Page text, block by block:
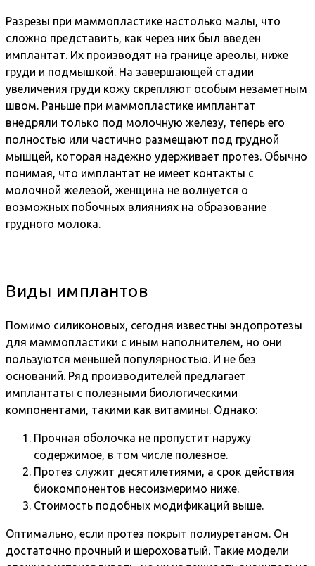
Разрезы при маммопластике настолько малы, что
сложно представить, как через них был введен
имплантат. Их производят на границе ареолы, ниже
груди и подмышкой. На завершающей стадии
увеличения груди кожу скрепляют особым незаметным
швом. Раньше при маммопластике имплантат
внедряли только под молочную железу, теперь его
полностью или частично размещают под грудной
мышцей, которая надежно удерживает протез. Обычно
понимая, что имплантат не имеет контакты с
молочной железой, женщина не волнуется о
возможных побочных влияниях на образование
грудного молока.
Виды имплантов
Помимо силиконовых, сегодня известны эндопротезы
для маммопластики с иным наполнителем, но они
пользуются меньшей популярностью. И не без
оснований. Ряд производителей предлагает
имплантаты с полезными биологическими
компонентами, такими как витамины. Однако:
Прочная оболочка не пропустит наружу
содержимое, в том числе полезное.
Протез служит десятилетиями, а срок действия
биокомпонентов несоизмеримо ниже.
Стоимость подобных модификаций выше.
Оптимально, если протез покрыт полиуретаном. Он
достаточно прочный и шероховатый. Такие модели